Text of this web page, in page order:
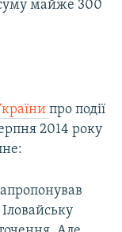
суму майже 300
про події
2014 року